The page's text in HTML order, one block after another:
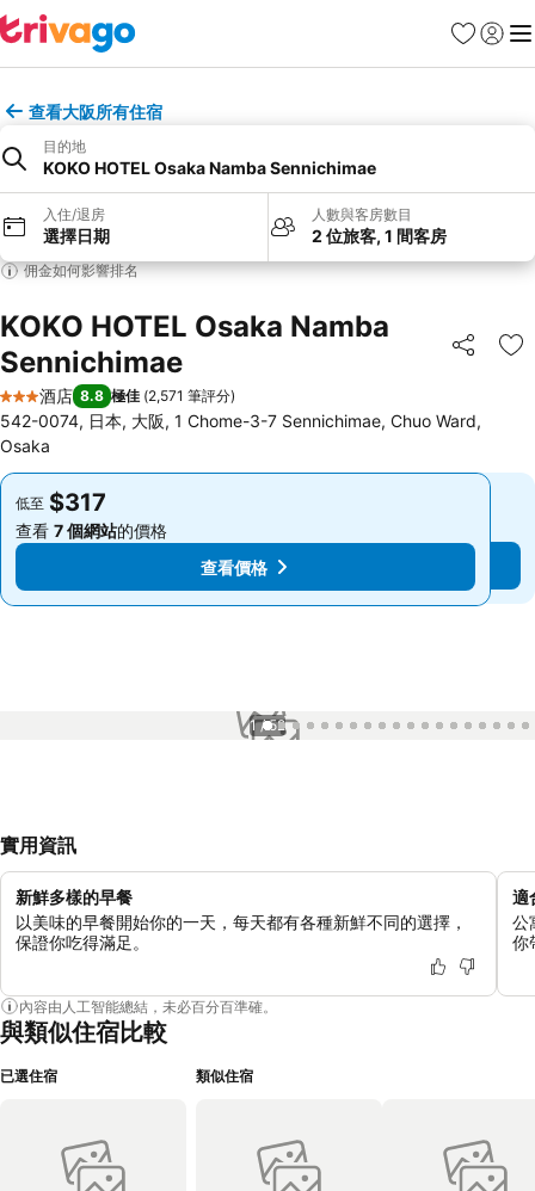
收藏夾
登入 選
查看大阪所有住宿
目的地
KOKO HOTEL Osaka Namba Sennichimae
入住/退房
選擇日期
人數與客房數目
2 位旅客, 1 間客房
佣金如何影響排名
KOKO HOTEL Osaka Namba
Sennichimae
分享 放
3 星級
酒店 8.8 極佳 (2,571 筆評分)
542-0074, 日本, 大阪, 1 Chome-3-7 Sennichimae, Chuo Ward,
Osaka
低至 $317
查看 7 個網站的價格
查看價格
低至 $317
查看 7 個網站的價格
查看價格
1 / 52
實用資訊
新鮮多樣的早餐
以美味的早餐開始你的一天，每天都有各種新鮮不同的選擇，
保證你吃得滿足。
適
公
你
內容由人工智能總結，未必百分百準確。
與類似住宿比較
已選住宿 類似住宿